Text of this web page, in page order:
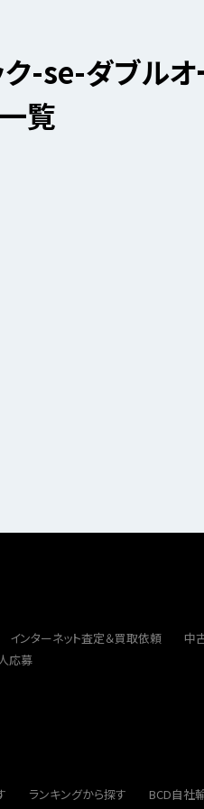
-se-ダブルオ
覧
インターネット査定＆買取依頼
中
応募
ランキングから探す BCD自社